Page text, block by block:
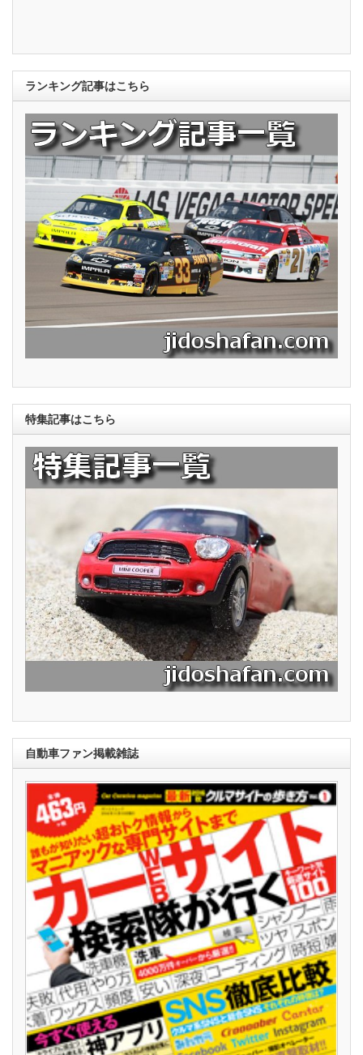
ランキング記事はこちら
特集記事はこちら
自動車ファン掲載雑誌